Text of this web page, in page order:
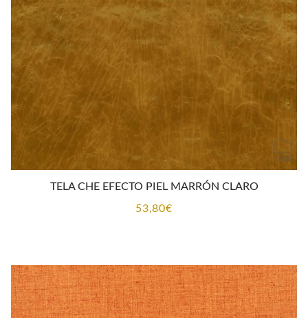
TELA CHE EFECTO PIEL MARRÓN CLARO
53,80€